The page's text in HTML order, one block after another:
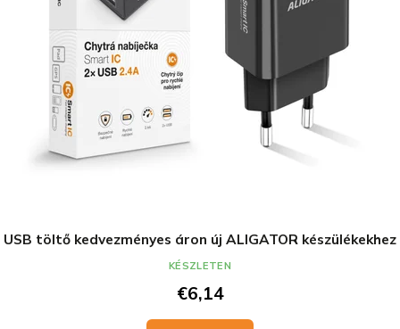
USB töltő kedvezményes áron új ALIGATOR készülékekhez
€6,14
KÉSZLETEN